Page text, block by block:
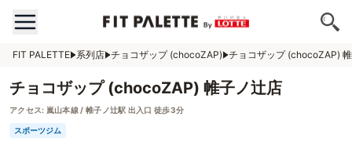
FIT PALETTE 系列店 チョコザップ (chocoZAP) チョコザップ (chocoZAP)
チョコザップ (chocoZAP) 帷子ノ辻店
アクセス: 嵐山本線 / 帷子ノ辻駅 出入口 徒歩3分
スポーツジム